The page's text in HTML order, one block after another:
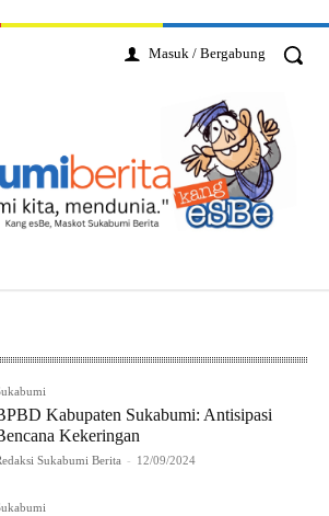
Masuk / Bergabung
Kabupaten Sukabumi: Antisipasi
Kekeringan
Sukabumi Berita - 12/09/2024